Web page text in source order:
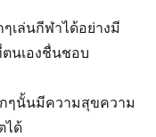
เล่นกีฬาได้อย่างมี
นเองชื่นชอบ
กๆนั้นมีความสุขความ
ได้